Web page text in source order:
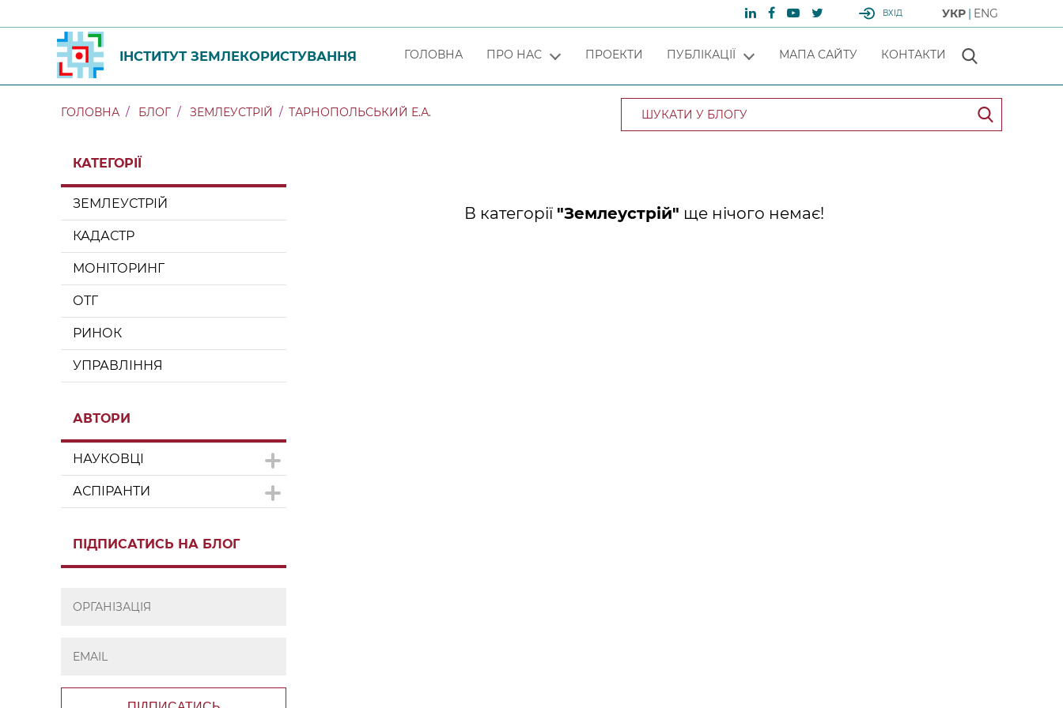
ВХІД УКР ENG
ІНСТИТУТ ЗЕМЛЕКОРИСТУВАННЯ ГОЛОВНА ПРО НАС ПРОЕКТИ ПУБЛІКАЦІЇ МАПА САЙТУ КОНТАКТИ
ГОЛОВНА БЛОГ ЗЕМЛЕУСТРІЙ ТАРНОПОЛЬСЬКИЙ Е.А.
КАТЕГОРІЇ
ЗЕМЛЕУСТРІЙ
КАДАСТР
МОНІТОРИНГ
ОТГ
РИНОК
УПРАВЛІННЯ
АВТОРИ
НАУКОВЦІ
АСПІРАНТИ
ПІДПИСАТИСЬ НА БЛОГ
В категорії "Землеустрій" ще нічого немає!